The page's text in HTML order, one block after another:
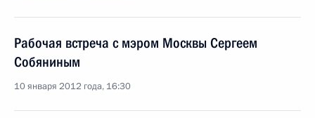
Рабочая встреча с мэром Москвы Сергеем
Собяниным
10 января 2012 года, 16:30